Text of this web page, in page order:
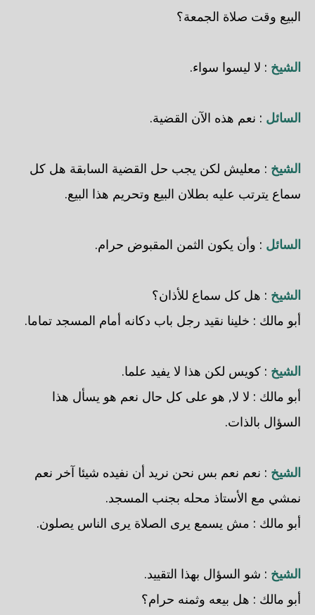
البيع وقت صلاة الجمعة؟
الشيخ : لا ليسوا سواء.
السائل : نعم هذه الآن القضية.
الشيخ : معليش لكن يجب حل القضية السابقة هل كل
سماع يترتب عليه بطلان البيع وتحريم هذا البيع.
السائل : وأن يكون الثمن المقبوض حرام.
الشيخ : هل كل سماع للأذان؟
أبو مالك : خلينا نقيد رجل باب دكانه أمام المسجد تماما.
الشيخ : كويس لكن هذا لا يفيد علما.
أبو مالك : لا لا, هو على كل حال نعم هو يسأل هذا
السؤال بالذات.
الشيخ : نعم نعم بس نحن نريد أن نفيده شيئا آخر نعم
نمشي مع الأستاذ محله بجنب المسجد.
أبو مالك : مش يسمع يرى الصلاة يرى الناس يصلون.
الشيخ : شو السؤال بهذا التقييد.
أبو مالك : هل بيعه وثمنه حرام؟